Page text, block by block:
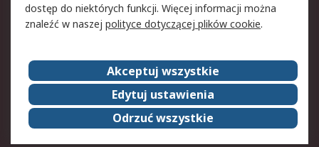
Zastrzeżenia prawne
Warunki Sprzedaży
Kontakt
O firmie RS
RS na świecie
Kariera
Nagrody dla RS
ESG
dostęp do niektórych funkcji. Więcej informacji można
znaleźć w naszej polityce dotyczącej plików cookie.
Akceptuj wszystkie
Edytuj ustawienia
Odrzuć wszystkie